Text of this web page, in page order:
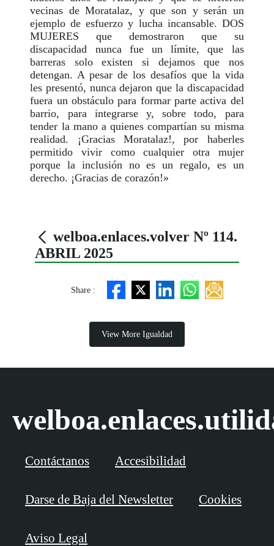
vecinas de Moratalaz, y que son y serán un
ejemplo de esfuerzo y lucha incansable. DOS
MUJERES que demostraron que su
discapacidad nunca fue un límite, que las
barreras solo existen si dejamos que nos
detengan. A pesar de los desafíos que la vida
les presentó, nunca dejaron que la discapacidad
fuera un obstáculo para formar parte activa del
barrio, para integrarse y, sobre todo, para
tender la mano a quienes compartían su misma
realidad. ¡Gracias Moratalaz!, por haberles
permitido vivir como cualquier otra mujer
porque la inclusión no es un regalo, es un
derecho. ¡Gracias de corazón!»
welboa.enlaces.volver Nº 114.
ABRIL 2025
Share :
View More Igualdad
Contáctanos Accesibilidad
Darse de Baja del Newsletter Cookies
Aviso Legal